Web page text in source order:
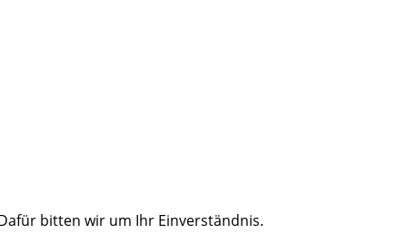
bitten wir um Ihr Einverständnis.